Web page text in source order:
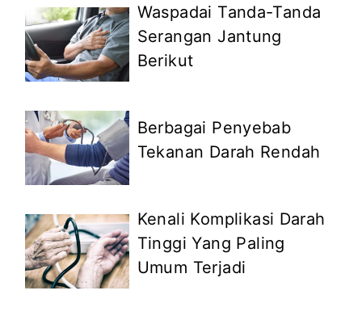
Waspadai Tanda-Tanda
Serangan Jantung
Berikut
Berbagai Penyebab
Tekanan Darah Rendah
Kenali Komplikasi Darah
Tinggi Yang Paling
Umum Terjadi